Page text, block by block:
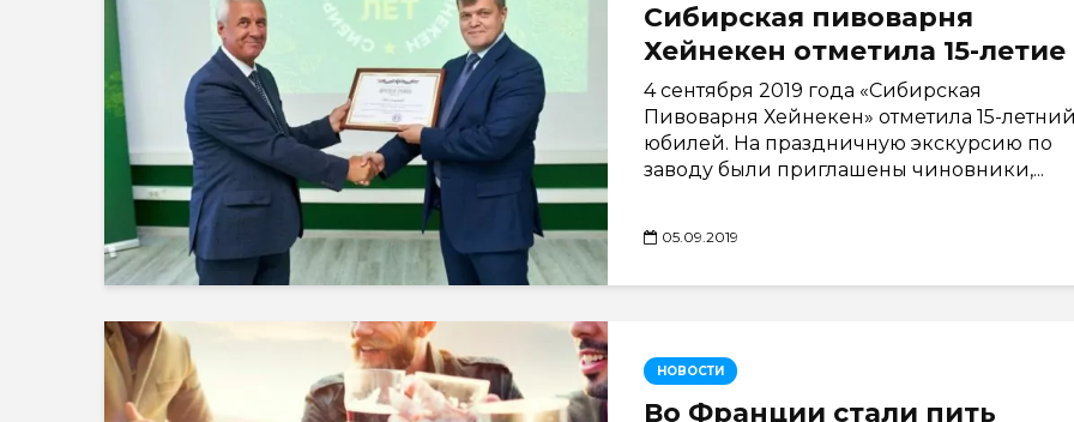
Сибирская пивоварня
Хейнекен отметила 15-летие
4 сентября 2019 года «Сибирская
Пивоварня Хейнекен» отметила 15-
юбилей. На праздничную экскурсию по
заводу были приглашены чиновники,...
05.09.2019
НОВОСТИ
Во Франции стали пить